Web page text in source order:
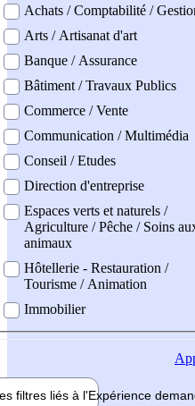
professionel
Achats / Comptabilité /
Arts / Artisanat d'art
Banque / Assurance
Bâtiment / Travaux Publics
Commerce / Vente
Communication / Multimédia
Conseil / Etudes
Direction d'entreprise
Espaces verts et naturels /
Agriculture / Pêche / Soins
animaux
Hôtellerie - Restauration /
Tourisme / Animation
Immobilier
filtres liés à l'Expérience